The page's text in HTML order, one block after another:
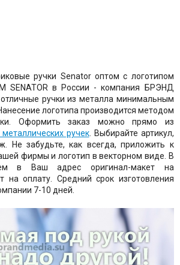
ручки Senator оптом с логотипом
SENATOR в России - компания БРЭНД
ручки из металла минимальным
логотипа производится методом
Оформить заказ можно прямо из
ручек. Выбирайте артикул,
Не забудьте, как всегда, приложить к
фирмы и логотип в векторном виде. В
в Ваш адрес оригинал-макет на
на оплату. Средний срок изготовления
7-10 дней.